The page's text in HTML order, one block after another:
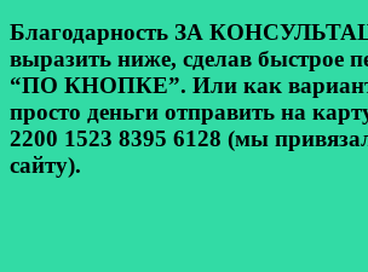
Благодарность ЗА
выразить ниже, сделав быстрое
“ПО КНОПКЕ”. Или как
просто деньги отправить на
2200 1523 8395 6128 (мы
сайту).